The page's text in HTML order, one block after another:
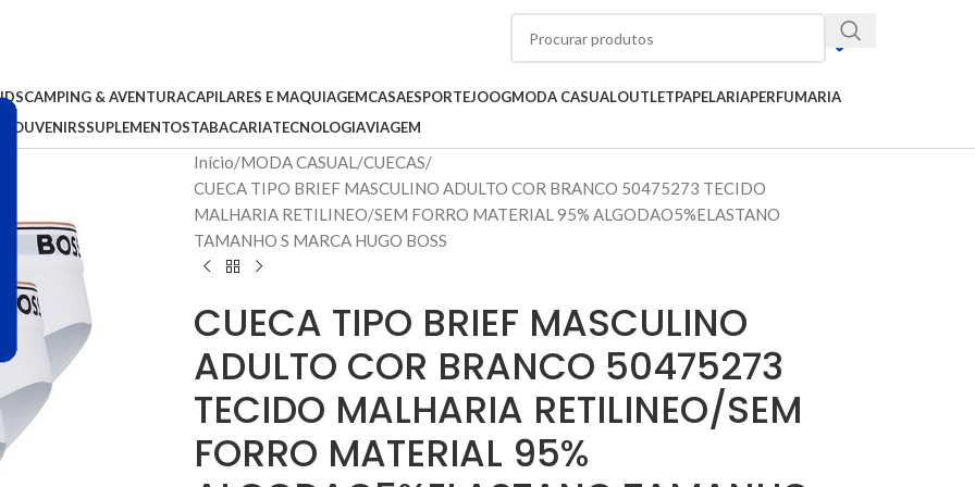
CAMPING & AVENTURACAPILARES E MAQUIAGEMCASAESPORTEJOOGMODA CASUALOUTLETPAPELARIAPERFUMARIA
SOUVENIRSSUPLEMENTOSTABACARIATECNOLOGIAVIAGEM
Início MODA CASUAL CUECAS
CUECA TIPO BRIEF MASCULINO ADULTO COR BRANCO 50475273 TECIDO
MALHARIA RETILINEO/SEM FORRO MATERIAL 95% ALGODAO5%ELASTANO
TAMANHO S MARCA HUGO BOSS
CUECA TIPO BRIEF MASCULINO
ADULTO COR BRANCO 50475273
TECIDO MALHARIA RETILINEO/SEM
FORRO MATERIAL 95%